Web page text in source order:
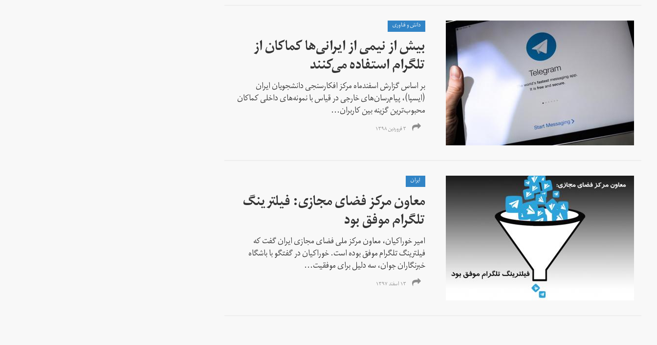
دانش و فناوری
بیش از نیمی از ایرانی‌ها کماکان از
تلگرام استفاده می‌کنند
بر اساس گزارش اسفندماه مرکز افکارسنجی دانشجویان ایران
(ایسپا)، پیام‌رسان‌های خارجی در قیاس با نمونه‌های داخلی کماکان
محبوب‌ترین گزینه بین کاربران...
۳ فروردین ۱۳۹۸
ايران
معاون مرکز فضای مجازی: فیلترینگ
تلگرام موفق بود
امیر خوراکیان، معاون مرکز ملی فضای مجازی ایران گفت که
فیلترینگ تلگرام موفق بوده است. خوراکیان در گفتگو با باشگاه
خبرنگاران جوان، سه دلیل برای موفقیت...
۱۳ اسفند ۱۳۹۷